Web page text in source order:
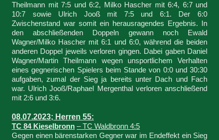
Theilmann mit 7:5 und 6:2, Milko Hascher mit 6:4, 6:7 und
10:7 sowie Ulrich Jooß mit 7:5 und 6:1. Der 6:0
Zwischenstand war somit ein herausragendes Ergebnis. In
den abschließenden Doppeln gewann noch Ewald
Wagner/Milko Hascher mit 6:1 und 6:0, während die beiden
anderen Doppel jeweils verloren gingen. Dabei gaben Daniel
Wagner/Martin Theilmann wegen unsportlichem Verhalten
eines gegnerischen Spielers beim Stande von 0:0 und 30:30
aufgaben, zumal der Sieg ja bereits unter Dach und Fach
war. Ulrich Jooß/Raphael Mergenthal verloren anschließend
mit 2:6 und 3:6.
08.07.2023; Herren 55:
TC 84 Kieselbronn – TC Waldbronn 4:5
Gegen einen bärenstarken Gegner war im Endeffekt ein Sieg